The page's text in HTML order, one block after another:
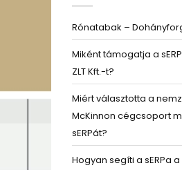
Rónatabak –
Miként támogatja a
ZLT Kft.-t?
Miért választotta a
McKinnon cégcsoport
sERPát?
Hogyan segíti a sERPa